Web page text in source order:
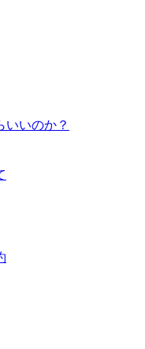
いいのか？